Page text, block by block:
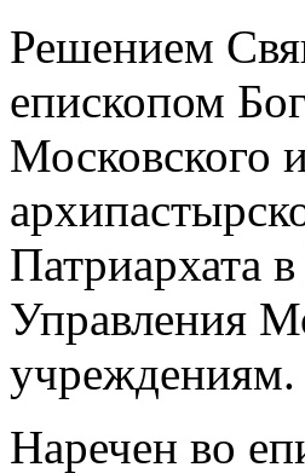
Решением
епископом
Московского
Патриархата
Управления
учреждениям.
Наречен во